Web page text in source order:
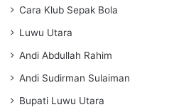
Cara Klub Sepak Bola
Luwu Utara
Andi Abdullah Rahim
Andi Sudirman Sulaiman
Bupati Luwu Utara